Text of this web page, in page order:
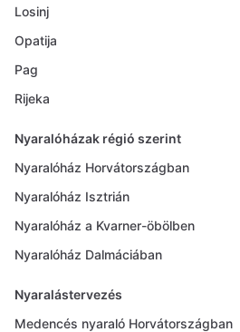
Losinj
Opatija
Pag
Rijeka
Nyaralóházak régió szerint
Nyaralóház Horvátországban
Nyaralóház Isztrián
Nyaralóház a Kvarner-öbölben
Nyaralóház Dalmáciában
Nyaralástervezés
Medencés nyaraló Horvátországban